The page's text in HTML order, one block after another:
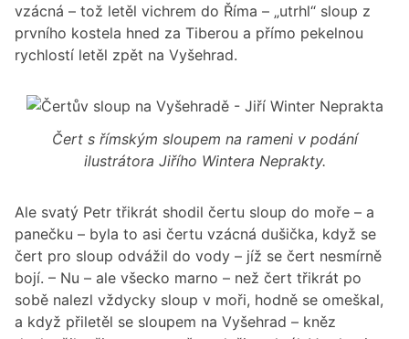
vzácná – tož letěl vichrem do Říma – „utrhl“ sloup z
prvního kostela hned za Tiberou a přímo pekelnou
rychlostí letěl zpět na Vyšehrad.
Čert s římským sloupem na rameni v podání
ilustrátora Jiřího Wintera Neprakty.
Ale svatý Petr třikrát shodil čertu sloup do moře – a
panečku – byla to asi čertu vzácná dušička, když se
čert pro sloup odvážil do vody – jíž se čert nesmírně
bojí. – Nu – ale všecko marno – než čert třikrát po
sobě nalezl vždycky sloup v moři, hodně se omeškal,
a když přiletěl se sloupem na Vyšehrad – kněz